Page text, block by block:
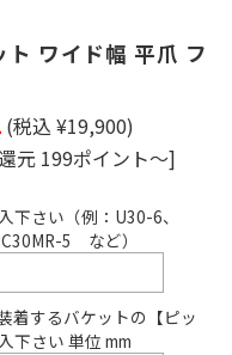
ワイド幅 平爪 フ
(税込 ¥19,900)
元 199ポイント～]
下さい（例：U30-6、
5 など）
着するバケットの【ピッ
下さい 単位 mm